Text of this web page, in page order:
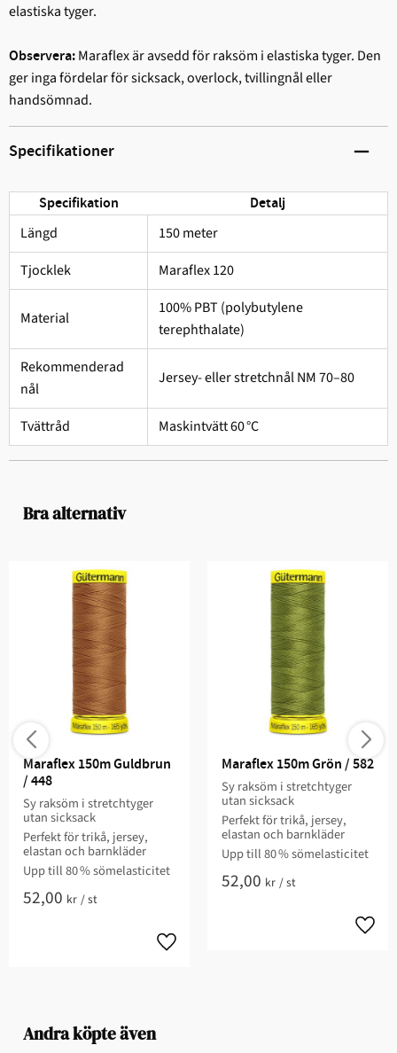
elastiska tyger.
Observera:Maraflex är avsedd för raksöm i elastiska tyger. Den
ger inga fördelar för sicksack, overlock, tvillingnål eller
handsömnad.
Specifikationer
Specifikation Detalj
Längd
150 meter
Tjocklek
Maraflex 120
Material
100% PBT (polybutylene
terephthalate)
Rekommenderad
nål
Jersey- eller stretchnål NM 70–80
Tvättråd Maskintvätt 60 °C
Bra alternativ
Maraflex 150m Guldbrun
/ 448
Sy raksöm i stretchtyger
utan sicksack
Perfekt för trikå, jersey,
elastan och barnkläder
Upp till 80 % sömelasticitet
52,00 kr /st
Maraflex 150m Grön / 582
Sy raksöm i stretchtyger
utan sicksack
Perfekt för trikå, jersey,
elastan och barnkläder
Upp till 80 % sömelasticitet
52,00 kr /st
Andra köpte även